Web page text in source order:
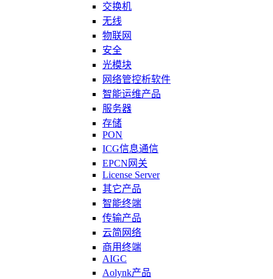
交换机
无线
物联网
安全
光模块
网络管控析软件
智能运维产品
服务器
存储
PON
ICG信息通信
EPCN网关
License Server
其它产品
智能终端
传输产品
云简网络
商用终端
AIGC
Aolynk产品